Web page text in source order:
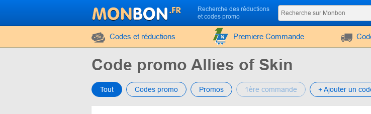
Recherche des réductions
et codes promo
Codes et réductions Premiere Commande
Code promo Allies of Skin
Tout Codes promo Promos 1ère commande + Ajouter un